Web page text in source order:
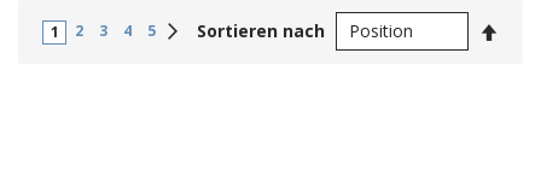
1 2 3 4 5 Weiter
Sortieren nach